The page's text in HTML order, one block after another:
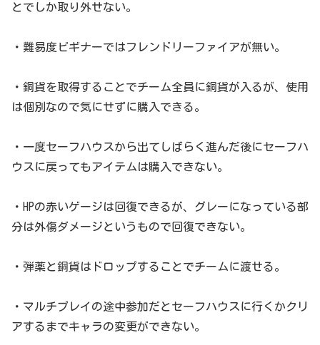
とでしか取り外せない。
・難易度ビギナーではフレンドリーファイアが無い。
・銅貨を取得することでチーム全員に銅貨が入るが、使用
は個別なので気にせずに購入できる。
・一度セーフハウスから出てしばらく進んだ後にセーフハ
ウスに戻ってもアイテムは購入できない。
・HPの赤いゲージは回復できるが、グレーになっている部
分は外傷ダメージというもので回復できない。
・弾薬と銅貨はドロップすることでチームに渡せる。
・マルチプレイの途中参加だとセーフハウスに行くかクリ
アするまでキャラの変更ができない。